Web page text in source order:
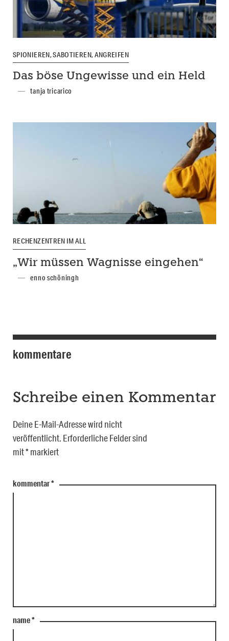
SPIONIEREN, SABOTIEREN, ANGREIFEN
Das böse Ungewisse und ein Held
tanja tricarico
RECHENZENTREN IM ALL
„Wir müssen Wagnisse eingehen“
enno schöningh
kommentare
Schreibe einen Kommentar
Deine E-Mail-Adresse wird nicht
veröffentlicht. Erforderliche Felder sind
mit*markiert
kommentar*
name*